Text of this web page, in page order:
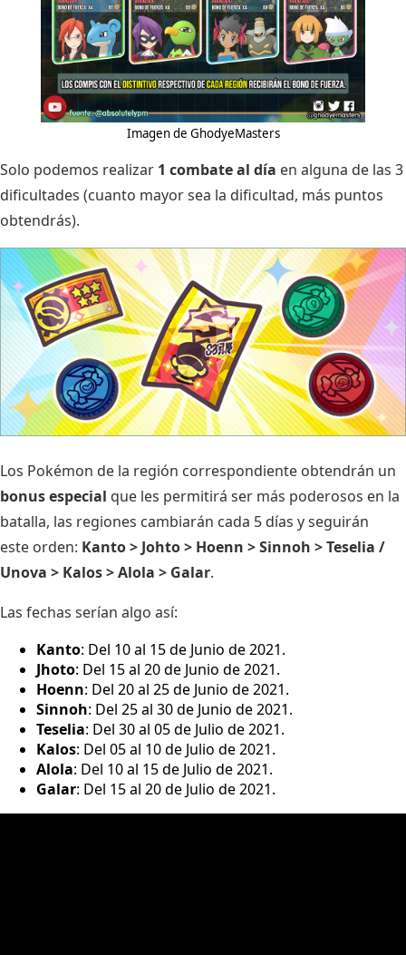
Imagen de GhodyeMasters
Solo podemos realizar 1 combate al día en alguna de las 3
dificultades (cuanto mayor sea la dificultad, más puntos
obtendrás).
Los Pokémon de la región correspondiente obtendrán un
bonus especial que les permitirá ser más poderosos en la
batalla, las regiones cambiarán cada 5 días y seguirán
este orden: Kanto > Johto > Hoenn > Sinnoh > Teselia /
Unova > Kalos > Alola > Galar.
Las fechas serían algo así:
Kanto: Del 10 al 15 de Junio de 2021.
Jhoto: Del 15 al 20 de Junio de 2021.
Hoenn: Del 20 al 25 de Junio de 2021.
Sinnoh: Del 25 al 30 de Junio de 2021.
Teselia: Del 30 al 05 de Julio de 2021.
Kalos: Del 05 al 10 de Julio de 2021.
Alola: Del 10 al 15 de Julio de 2021.
Galar: Del 15 al 20 de Julio de 2021.